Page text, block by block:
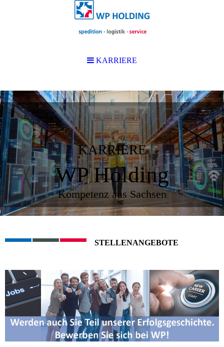
KARRIERE
WP Holding
Kompetenz aus Sachsen
STELLENANGEBOTE
KARRIERE